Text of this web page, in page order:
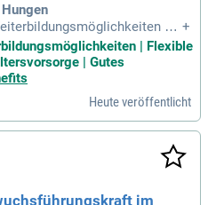
zur
Zusätzliche betrie
im Bereich der Tarif
Altersvorsorge üb
+
| Flexible
| Gutes
Heute veröffentlicht
im